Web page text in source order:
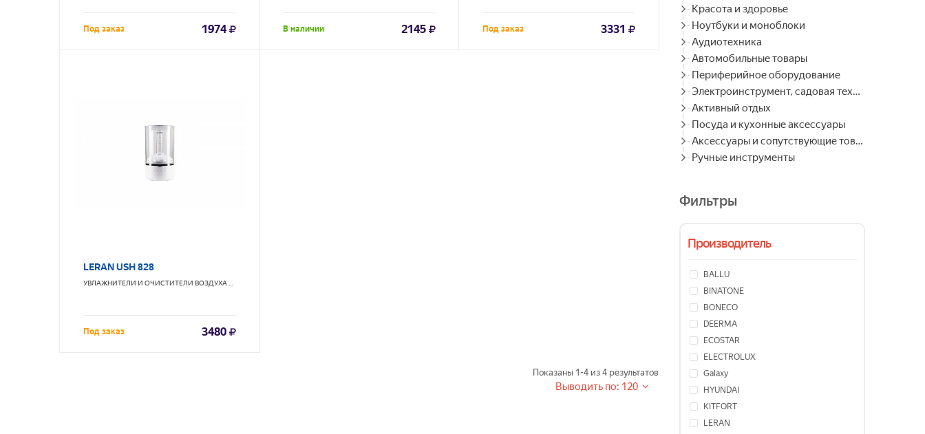
Под заказ 1974 В наличии 2145 Под заказ 3331
LERAN USH 828
УВЛАЖНИТЕЛИ И ОЧИСТИТЕЛИ ВОЗДУХА
Под заказ 3480
Показаны 1-4 из 4 результатов
Выводить по: 120
Красота и здоровье
Ноутбуки и моноблоки
Аудиотехника
Автомобильные товары
Периферийное оборудование
Электроинструмент, садовая техника
Активный отдых
Посуда и кухонные аксессуары
Аксессуары и сопутствующие товары
Ручные инструменты
Фильтры
Производитель
BALLU
BINATONE
BONECO
DEERMA
ECOSTAR
ELECTROLUX
Galaxy
HYUNDAI
KITFORT
LERAN